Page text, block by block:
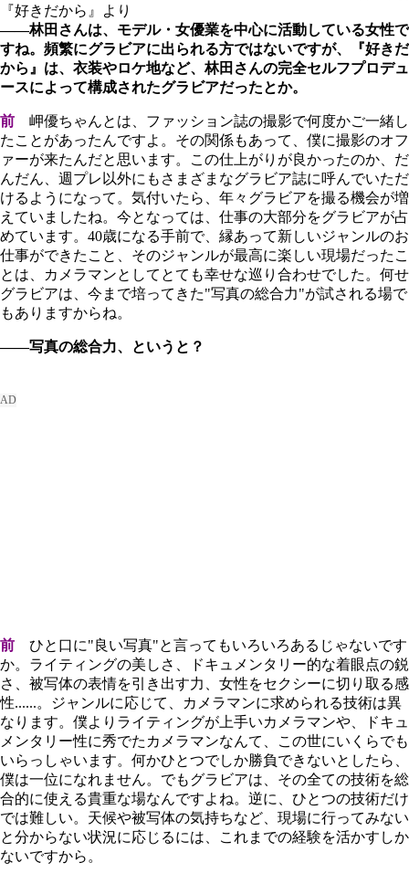
『好きだから』より
――林田さんは、モデル・女優業を中心に活動している女性で
すね。頻繁にグラビアに出られる方ではないですが、『好きだ
から』は、衣装やロケ地など、林田さんの完全セルフプロデュ
ースによって構成されたグラビアだったとか。
前 岬優ちゃんとは、ファッション誌の撮影で何度かご一緒し
たことがあったんですよ。その関係もあって、僕に撮影のオフ
ァーが来たんだと思います。この仕上がりが良かったのか、だ
んだん、週プレ以外にもさまざまなグラビア誌に呼んでいただ
けるようになって。気付いたら、年々グラビアを撮る機会が増
えていましたね。今となっては、仕事の大部分をグラビアが占
めています。40歳になる手前で、縁あって新しいジャンルのお
仕事ができたこと、そのジャンルが最高に楽しい現場だったこ
とは、カメラマンとしてとても幸せな巡り合わせでした。何せ
グラビアは、今まで培ってきた"写真の総合力"が試される場で
もありますからね。
――写真の総合力、というと？
前 ひと口に"良い写真"と言ってもいろいろあるじゃないです
か。ライティングの美しさ、ドキュメンタリー的な着眼点の鋭
さ、被写体の表情を引き出す力、女性をセクシーに切り取る感
性......。ジャンルに応じて、カメラマンに求められる技術は異
なります。僕よりライティングが上手いカメラマンや、ドキュ
メンタリー性に秀でたカメラマンなんて、この世にいくらでも
いらっしゃいます。何かひとつでしか勝負できないとしたら、
僕は一位になれません。でもグラビアは、その全ての技術を総
合的に使える貴重な場なんですよね。逆に、ひとつの技術だけ
では難しい。天候や被写体の気持ちなど、現場に行ってみない
と分からない状況に応じるには、これまでの経験を活かすしか
ないですから。